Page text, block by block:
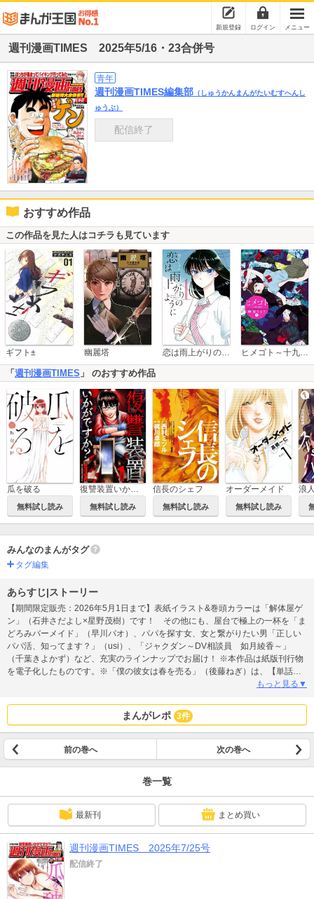
新規登録 ログイン メニュー
週刊漫画TIMES 2025年5/16・23合併号
青年
週刊漫画TIMES編集部 （しゅうかんまんがたいむすへんし
ゅうぶ）
配信終了
おすすめ作品
この作品を見た人はコチラも見ています
ギフト± 幽麗塔
「 週刊漫画TIMES 」 のおすすめ作品
瓜を破る
無料試し読み 無料試し読み
信長のシェフ
無料試し読み
オーダーメイド
無料試し読み
みんなのまんがタグ
タグ編集
あらすじ|ストーリー
【期間限定販売：2026年5月1日まで】表紙イラスト&巻頭カラーは「解体屋ゲ
ン」（石井さだよし×星野茂樹）です！ その他にも、屋台で極上の一杯を「ま
どろみバーメイド」（早川パオ）、パパを探す女、女と繋がりたい男「正しい
パパ活、知ってます？」（usi）、「ジャクダン～DV相談員 如月綾香～」
（千葉きよかず）など、充実のラインナップでお届け！ ※本作品は紙版刊行物
を電子化したものです。※「僕の彼女は春を売る」（後藤ねぎ）は、【単話
もっと見る▼
まんがレポ 3件
前の巻へ 次の巻へ
巻一覧
最新刊 まとめ買い
週刊漫画TIMES 2025年7/25号
配信終了